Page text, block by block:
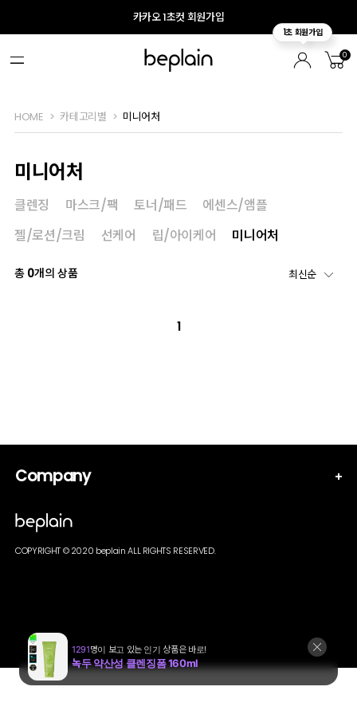
카카오 1초컷 회원가입
0
HOME 카테고리별 미니어처
미니어처
클렌징 마스크/팩 토너/패드
에센스/앰플
젤/로션/크림
선케어 립/아이케어 미니어처
총 0개의 상품
1
Company
COPYRIGHT © 2020 beplain ALL RIGHTS RESERVED.